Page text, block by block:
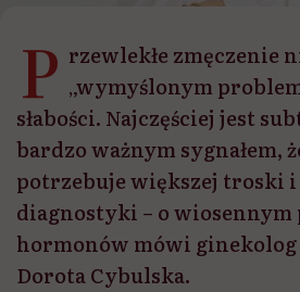
P rzewlekłe zmęczenie
„wymyślonym
słabości. Najczęściej jest
bardzo ważnym sygnałem,
potrzebuje większej troski i
diagnostyki – o
hormonów mówi
Dorota Cybulska.